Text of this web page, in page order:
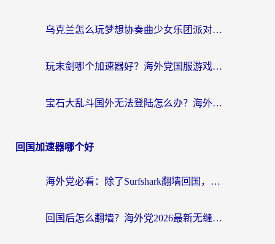
乌克兰怎么玩梦想协奏曲少女乐团派对？海外党国服游戏加速全攻略（附欧洲重生细胞荒野行动不卡技巧）
玩末剑哪个加速器好？海外党国服游戏畅玩终极指南（附3款热门游戏实测）
宝石大乱斗国外无法登陆怎么办？海外玩家专属加速指南（附穿越火线原野传说解决方案）
回国加速器哪个好
海外党必看：除了Surfshark翻墙回国，这些加速器选择技巧你真的懂吗？
回国后怎么翻墙？海外党2026最新无缝访问国内资源全攻略（附对比实测）